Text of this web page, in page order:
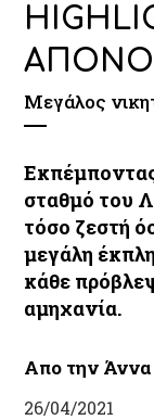
Μεγάλος
σταθμό του
τόσο ζεστή
μεγάλη
κάθε
αμηχανία.
Απο την
26/04/2021